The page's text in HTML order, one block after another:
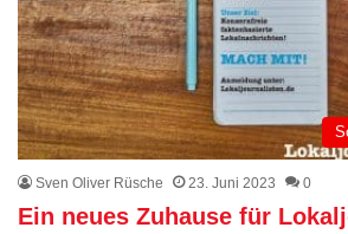
Sven Oliver Rüsche 23. Juni 2023 0
Ein neues Zuhause für